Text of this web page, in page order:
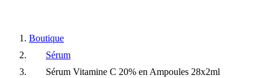
Boutique
Sérum
Sérum Vitamine C 20% en Ampoules 28x2ml